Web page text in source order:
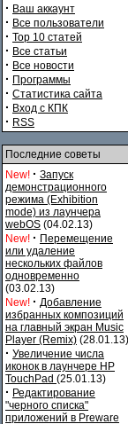
· Ваш аккаунт
· Все пользователи
· Top 10 статей
· Все статьи
· Все новости
· Программы
· Статистика сайта
· Вход с КПК
· RSS
Последние советы
New! · Запуск
демонстрационного
режима (Exhibition
mode) из лаунчера
webOS (04.02.13)
New! · Перемещение
или удаление
нескольких файлов
одновременно
(03.02.13)
New! · Добавление
избранных композиций
на главный экран Music
Player (Remix) (28.01.13)
· Увеличение числа
иконок в лаунчере HP
TouchPad (25.01.13)
· Редактирование
"черного списка"
приложений в Preware